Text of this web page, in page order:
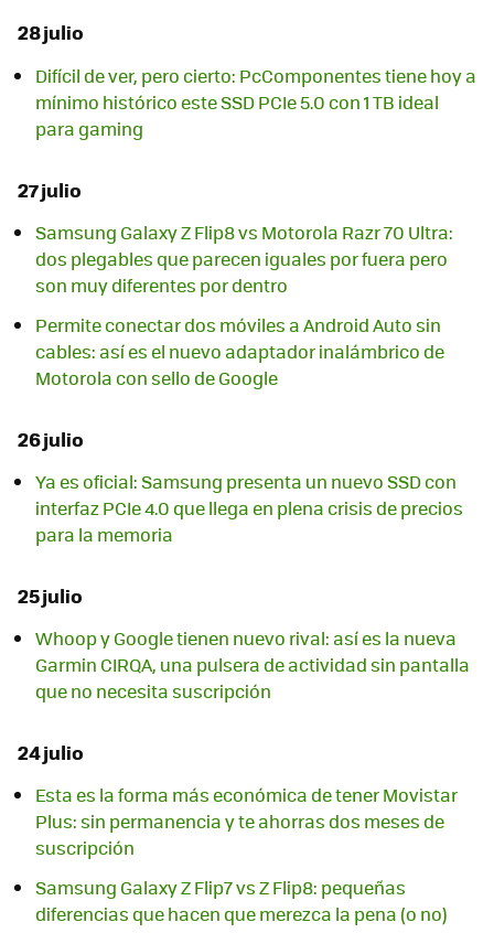
28 julio
Difícil de ver, pero cierto: PcComponentes tiene hoy a
mínimo histórico este SSD PCIe 5.0 con 1 TB ideal
para gaming
27 julio
Samsung Galaxy Z Flip8 vs Motorola Razr 70 Ultra:
dos plegables que parecen iguales por fuera pero
son muy diferentes por dentro
Permite conectar dos móviles a Android Auto sin
cables: así es el nuevo adaptador inalámbrico de
Motorola con sello de Google
26 julio
Ya es oficial: Samsung presenta un nuevo SSD con
interfaz PCIe 4.0 que llega en plena crisis de precios
para la memoria
25 julio
Whoop y Google tienen nuevo rival: así es la nueva
Garmin CIRQA, una pulsera de actividad sin pantalla
que no necesita suscripción
24 julio
Esta es la forma más económica de tener Movistar
Plus: sin permanencia y te ahorras dos meses de
suscripción
Samsung Galaxy Z Flip7 vs Z Flip8: pequeñas
diferencias que hacen que merezca la pena (o no)